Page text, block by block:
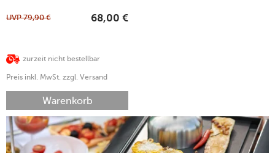
zurzeit nicht bestellbar
UVP79,90 € 68,00 €
Preis inkl. MwSt. zzgl. Versand
Warenkorb